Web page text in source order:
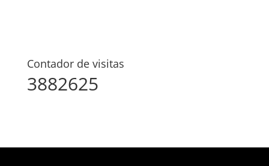
Contador de visitas
3882625